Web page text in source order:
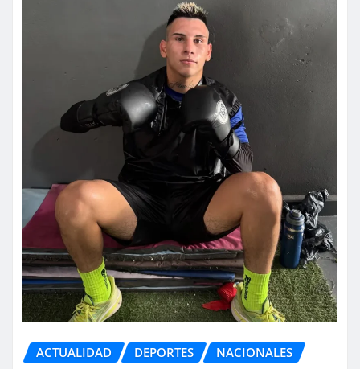
ACTUALIDAD DEPORTES NACIONALES